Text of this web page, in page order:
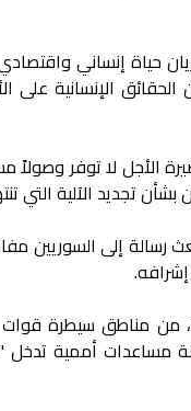
حياة إنساني
الحقائق الإنسانية
الأجل لا توفر
التي تنتهي في 10 من
رسالة إلى السوريين
وكانت دخلت قافلة مساعدات أممية يوم 23
مساعدات أممية تدخل